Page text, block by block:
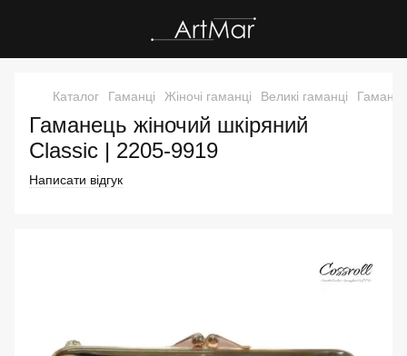
Каталог Гаманці Жіночі гаманці Великі гаманці
Гаманець жіночий шкіряний
Classic | 2205-9919
Написати відгук